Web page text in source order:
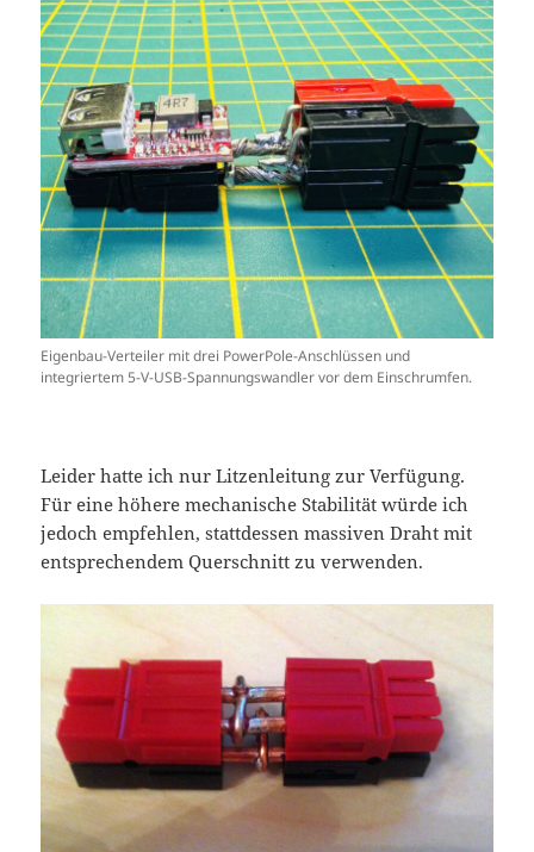
Eigenbau-Verteiler mit drei PowerPole-Anschlüssen und
integriertem 5-V-USB-Spannungswandler vor dem Einschrumfen.
Leider hatte ich nur Litzenleitung zur Verfügung.
Für eine höhere mechanische Stabilität würde ich
jedoch empfehlen, stattdessen massiven Draht mit
entsprechendem Querschnitt zu verwenden.